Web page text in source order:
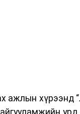
ажлын хүрээнд